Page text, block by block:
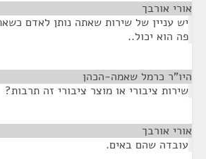
אורי אורבך
יש עניין של שירות שאתה נותן לאדם
פה הוא יכול..
היו"ר כרמל שאמה-הכהן
שירות ציבורי או מוצר ציבורי זה תרבות?
אורי אורבך
עובדה שהם באים.